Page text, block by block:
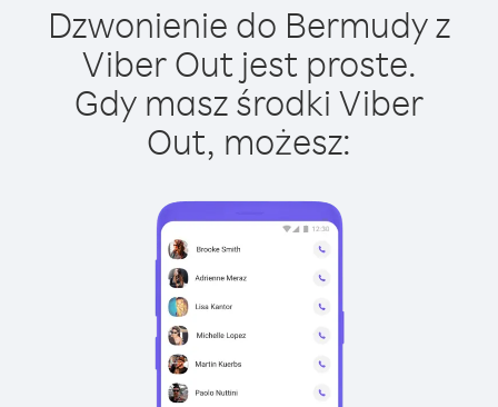
Dzwonienie do Bermudy z
Viber Out jest proste.
Gdy masz środki Viber
Out, możesz: